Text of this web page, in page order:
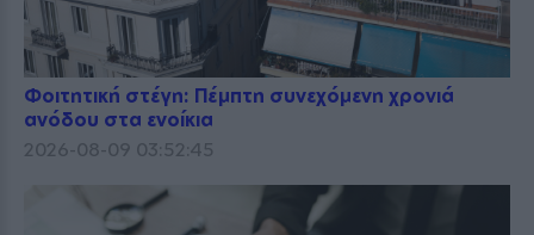
Φοιτητική στέγη: Πέμπτη συνεχόμενη χρονιά
ανόδου στα ενοίκια
2026-08-09 03:52:45